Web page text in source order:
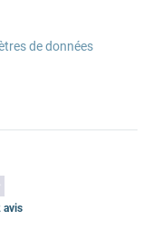
de données
avis